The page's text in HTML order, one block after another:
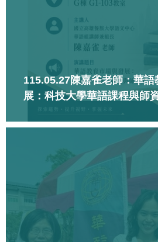
115.05.27陳嘉雀老師：華
展：科技大學華語課程與師